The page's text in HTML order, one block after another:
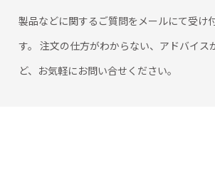
製品などに関するご質問をメールにて受け
す。 注文の仕方がわからない、アドバイス
ど、お気軽にお問い合せください。